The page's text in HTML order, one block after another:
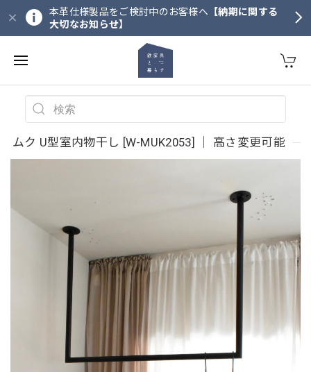
本革仕様製品をご検討中のお客様へ 【納期に関する
大切なお知らせ】
ムク U型室内物干し [W-MUK2053] ｜ 高さ変更可能